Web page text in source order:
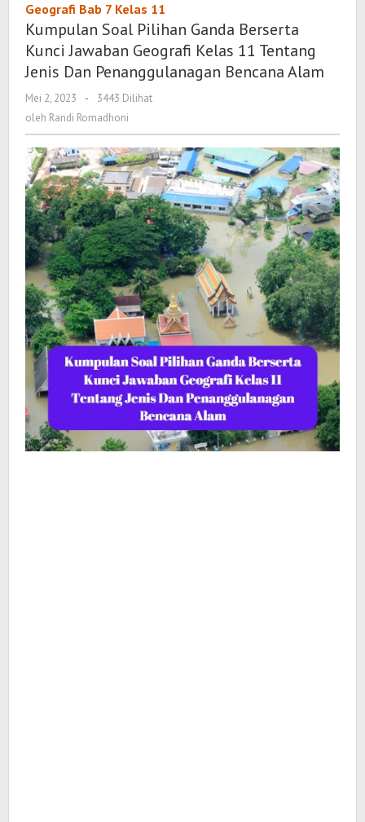
Ganda
Berserta
Jawaban
11
Tentang
Jenis
Dan
Penanggulanagan
Bencana
Alam
Geografi Bab 7 Kelas 11
Kumpulan Soal Pilihan Ganda Berserta
Kunci Jawaban Geografi Kelas 11 Tentang
Jenis Dan Penanggulanagan Bencana Alam
Mei 2, 2023
oleh
Randi
-
3443 Dilihat
oleh Randi Romadhoni